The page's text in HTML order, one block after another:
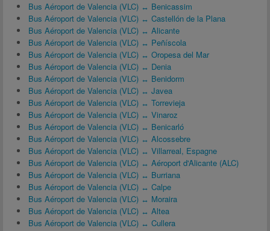
Bus Aéroport de Valencia (VLC) ↔ Benicassim
Bus Aéroport de Valencia (VLC) ↔ Castellón de la Plana
Bus Aéroport de Valencia (VLC) ↔ Alicante
Bus Aéroport de Valencia (VLC) ↔ Peñíscola
Bus Aéroport de Valencia (VLC) ↔ Oropesa del Mar
Bus Aéroport de Valencia (VLC) ↔ Denia
Bus Aéroport de Valencia (VLC) ↔ Benidorm
Bus Aéroport de Valencia (VLC) ↔ Javea
Bus Aéroport de Valencia (VLC) ↔ Torrevieja
Bus Aéroport de Valencia (VLC) ↔ Vinaroz
Bus Aéroport de Valencia (VLC) ↔ Benicarló
Bus Aéroport de Valencia (VLC) ↔ Alcossebre
Bus Aéroport de Valencia (VLC) ↔ Villarreal, Espagne
Bus Aéroport de Valencia (VLC) ↔ Aéroport d'Alicante (ALC)
Bus Aéroport de Valencia (VLC) ↔ Burriana
Bus Aéroport de Valencia (VLC) ↔ Calpe
Bus Aéroport de Valencia (VLC) ↔ Moraira
Bus Aéroport de Valencia (VLC) ↔ Altea
Bus Aéroport de Valencia (VLC) ↔ Cullera